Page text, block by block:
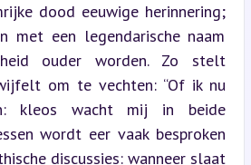
dood eeuwige herinnering;
met een legendarische naam
ouder worden. Zo stelt
om te vechten: “Of ik nu
kleos wacht mij in beide
wordt eer vaak besproken
discussies: wanneer slaat